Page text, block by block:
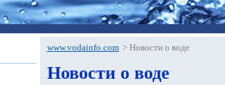
www.vodainfo.com > Новости о воде
Новости о воде